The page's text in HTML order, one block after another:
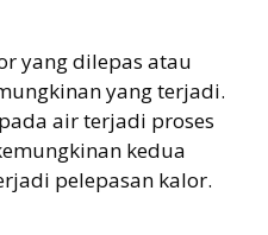
yang dilepas atau
yang terjadi.
air terjadi proses
kedua
pelepasan kalor.